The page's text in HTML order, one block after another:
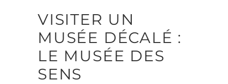
VISITER UN
MUSÉE DÉCALÉ :
LE MUSÉE DES
SENS